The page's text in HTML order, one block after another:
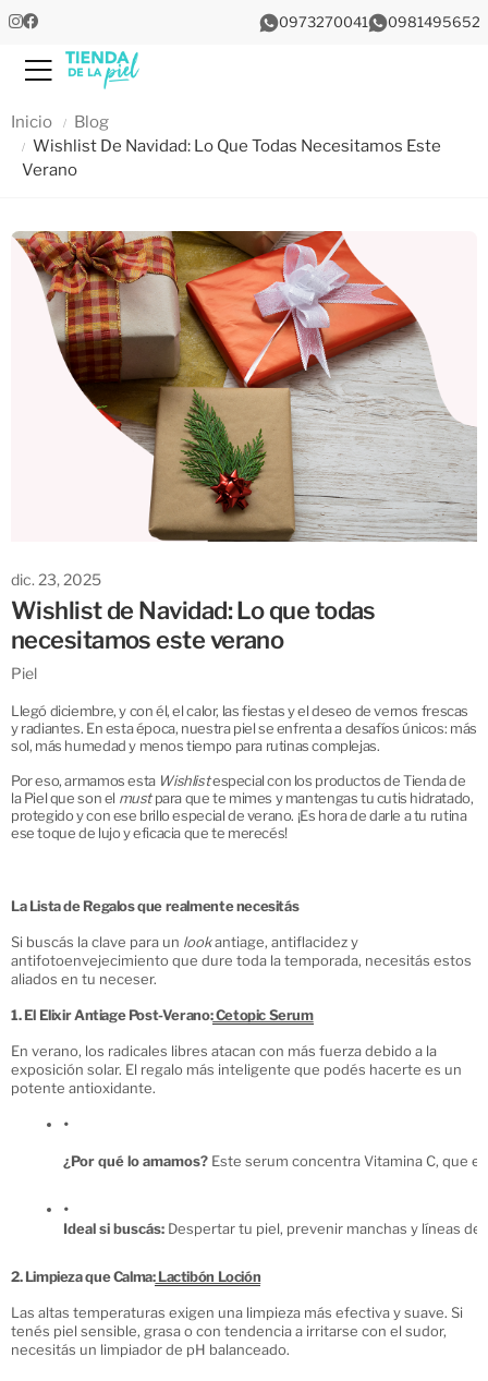
0973270041 0981495652
Menu
Inicio
Blog
Wishlist De Navidad: Lo Que Todas Necesitamos Este
Verano
dic. 23, 2025
Wishlist de Navidad: Lo que todas
necesitamos este verano
Piel
Llegó diciembre, y con él, el calor, las fiestas y el deseo de vernos frescas
y radiantes. En esta época, nuestra piel se enfrenta a desafíos únicos: más
sol, más humedad y menos tiempo para rutinas complejas.
Por eso, armamos esta Wishlistespecial con los productos de Tienda de
la Piel que son el mustpara que te mimes y mantengas tu cutis hidratado,
protegido y con ese brillo especial de verano. ¡Es hora de darle a tu rutina
ese toque de lujo y eficacia que te merecés!
La Lista de Regalos que realmente necesitás
Si buscás la clave para un lookantiage, antiflacidez y
antifotoenvejecimiento que dure toda la temporada, necesitás estos
aliados en tu neceser.
1. El Elixir Antiage Post-Verano:Cetopic Serum
En verano, los radicales libres atacan con más fuerza debido a la
exposición solar. El regalo más inteligente que podés hacerte es un
potente antioxidante.
¿Por qué lo amamos? Este serum concentra Vitamina C, que
Ideal si buscás: Despertar tu piel, prevenir manchas y líneas
2. Limpieza que Calma:Lactibón Loción
Las altas temperaturas exigen una limpieza más efectiva y suave. Si
tenés piel sensible, grasa o con tendencia a irritarse con el sudor,
necesitás un limpiador de pH balanceado.